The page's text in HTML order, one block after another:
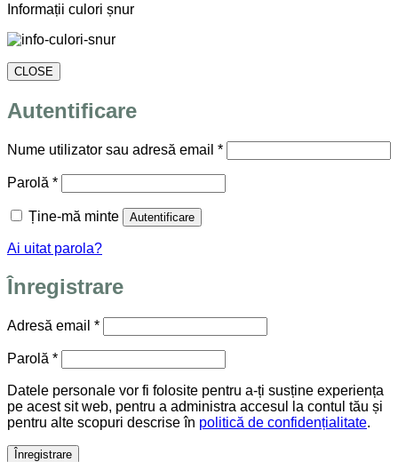
Informații culori șnur
CLOSE
Autentificare
Nume utilizator sau adresă email *Obligatoriu
Parolă *Obligatoriu
Ține-mă minte Autentificare
Ai uitat parola?
Înregistrare
Adresă email *Obligatoriu
Parolă *Obligatoriu
Datele personale vor fi folosite pentru a-ți susține experiența
pe acest sit web, pentru a administra accesul la contul tău și
pentru alte scopuri descrise în politică de confidențialitate.
Înregistrare